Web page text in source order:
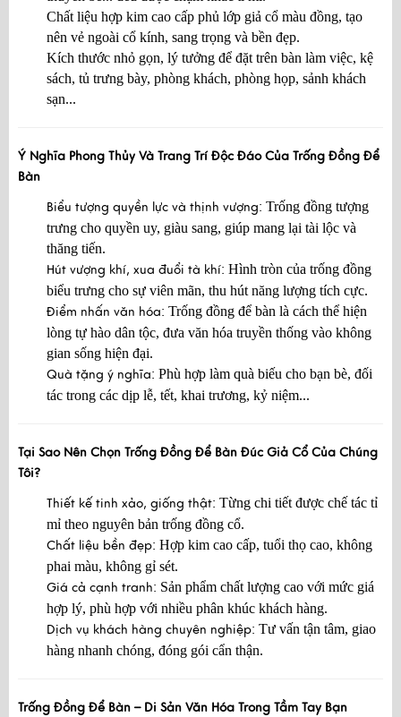
Chất liệu hợp kim cao cấp phủ lớp giả cổ màu đồng, tạo
nên vẻ ngoài cổ kính, sang trọng và bền đẹp.
Kích thước nhỏ gọn, lý tưởng để đặt trên bàn làm việc, kệ
sách, tủ trưng bày, phòng khách, phòng họp, sảnh khách
sạn...
Ý Nghĩa Phong Thủy Và Trang Trí Độc Đáo Của Trống Đồng Để
Bàn
Biểu tượng quyền lực và thịnh vượng: Trống đồng tượng
trưng cho quyền uy, giàu sang, giúp mang lại tài lộc và
thăng tiến.
Hút vượng khí, xua đuổi tà khí: Hình tròn của trống đồng
biểu trưng cho sự viên mãn, thu hút năng lượng tích cực.
Điểm nhấn văn hóa: Trống đồng để bàn là cách thể hiện
lòng tự hào dân tộc, đưa văn hóa truyền thống vào không
gian sống hiện đại.
Quà tặng ý nghĩa: Phù hợp làm quà biếu cho bạn bè, đối
tác trong các dịp lễ, tết, khai trương, kỷ niệm...
Tại Sao Nên Chọn Trống Đồng Để Bàn Đúc Giả Cổ Của Chúng
Tôi?
Thiết kế tinh xảo, giống thật: Từng chi tiết được chế tác tỉ
mỉ theo nguyên bản trống đồng cổ.
Chất liệu bền đẹp: Hợp kim cao cấp, tuổi thọ cao, không
phai màu, không gỉ sét.
Giá cả cạnh tranh: Sản phẩm chất lượng cao với mức giá
hợp lý, phù hợp với nhiều phân khúc khách hàng.
Dịch vụ khách hàng chuyên nghiệp: Tư vấn tận tâm, giao
hàng nhanh chóng, đóng gói cẩn thận.
Trống Đồng Để Bàn – Di Sản Văn Hóa Trong Tầm Tay Bạn